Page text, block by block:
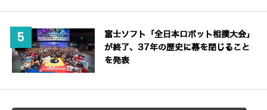
富士ソフト「全日本ロボット相撲大会」
が終了、37年の歴史に幕を閉じること
を発表